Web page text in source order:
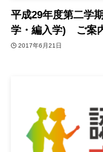
平成29年度第二学
学・編入学) ご案
2017年6月21日